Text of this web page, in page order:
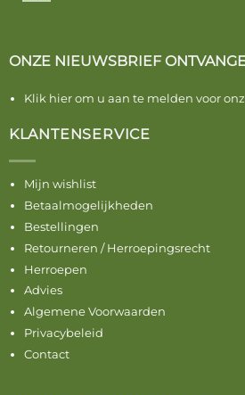
ONZE NIEUWSBRIEF
Klik hier om u aan te melden voor
KLANTENSERVICE
Mijn wishlist
Betaalmogelijkheden
Bestellingen
Retourneren / Herroepingsrecht
Herroepen
Advies
Algemene Voorwaarden
Privacybeleid
Contact